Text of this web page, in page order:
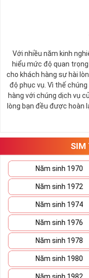
Với nhiều năm kinh
hiểu mức độ quan
cho khách hàng sự hài
độ phục vụ. Vì thế
hàng với chúng dịch vụ
lòng bạn đều được hoàn
SIM
Năm sinh 1970
Năm sinh 1972
Năm sinh 1974
Năm sinh 1976
Năm sinh 1978
Năm sinh 1980
Năm sinh 1982